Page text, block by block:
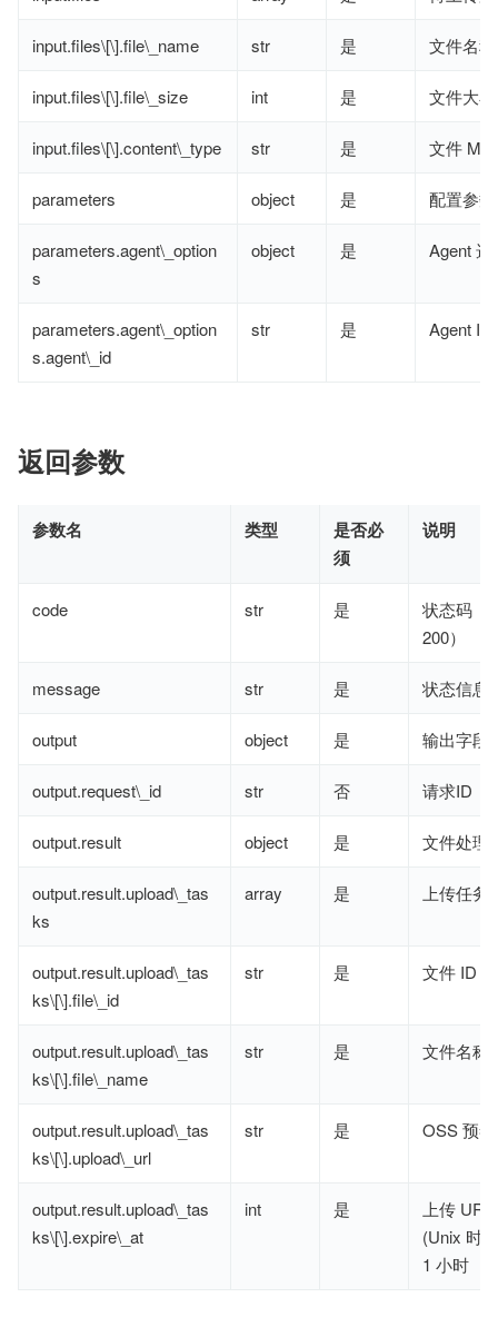
input.files\[\].file\_name str 是 文件名称
input.files\[\].file\_size int 是 文件大
input.files\[\].content\_type str 是 文件
parameters object 是 配置参
parameters.agent\_option
s
object 是 Agent 选
parameters.agent\_option
s.agent\_id
str 是 Agent ID
返回参数
参数名 类型
是否必
须
说明
code str 是
状态码（
200）
message str 是 状态信息
output object 是 输出字段
output.request\_id str 否 请求ID
output.result object 是 文件处理
output.result.upload\_tas
ks
array 是 上传任务
output.result.upload\_tas
ks\[\].file\_id
str 是 文件 ID
output.result.upload\_tas
ks\[\].file\_name
str 是 文件名称
output.result.upload\_tas
ks\[\].upload\_url
str 是 OSS 预
output.result.upload\_tas
ks\[\].expire\_at
int 是
上传
(Unix 时
1 小时